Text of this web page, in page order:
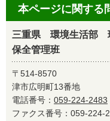
本ページに関する
三重県 環境生活部
保全管理班
〒514-8570
津市広明町13番地
電話番号： 059-224-2483
ファクス番号：059-